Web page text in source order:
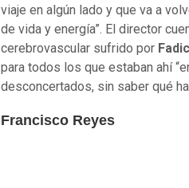
viaje en algún lado y que va a
de vida y energía”. El director
cerebrovascular sufrido por Fadic
para todos los que estaban ahí
desconcertados, sin saber qué
Francisco Reyes